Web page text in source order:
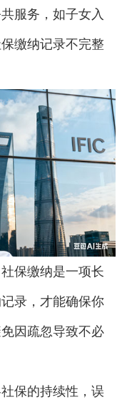
服务，如子女入
缴纳记录不完整
保缴纳是一项长
录，才能确保你
因疏忽导致不必
保的持续性，误